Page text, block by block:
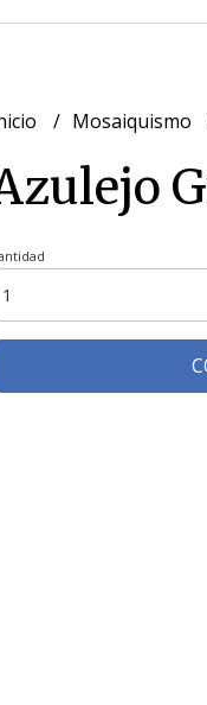
Mosaiquismo